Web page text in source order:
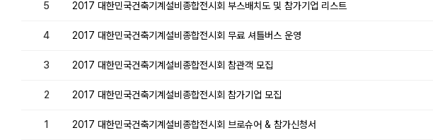
5 2017 대한민국건축기계설비종합전시회 부스배치도 및 참가기업 리스트
4 2017 대한민국건축기계설비종합전시회 무료 셔틀버스 운영
3 2017 대한민국건축기계설비종합전시회 참관객 모집
2 2017 대한민국건축기계설비종합전시회 참가기업 모집
1 2017 대한민국건축기계설비종합전시회 브로슈어 & 참가신청서